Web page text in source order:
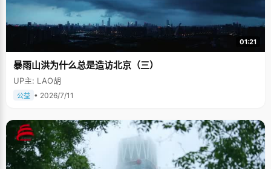
01:21
暴雨山洪为什么总是造访北京（三）
UP主: LAO胡
公益 • 2026/7/11